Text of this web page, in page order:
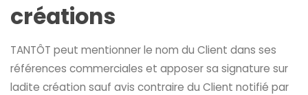
créations
TANTÔT peut mentionner le nom du Client dans ses
références commerciales et apposer sa signature sur
ladite création sauf avis contraire du Client notifié par